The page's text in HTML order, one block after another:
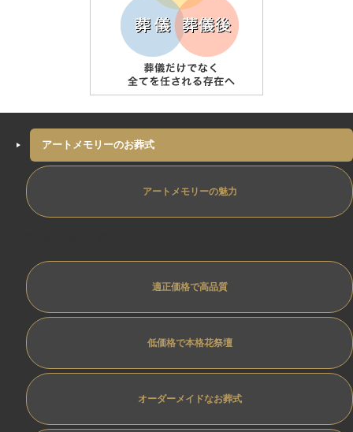
アートメモリーのお葬式
アートメモリーの魅力
適正価格で高品質
低価格で本格花祭壇
オーダーメイドなお葬式